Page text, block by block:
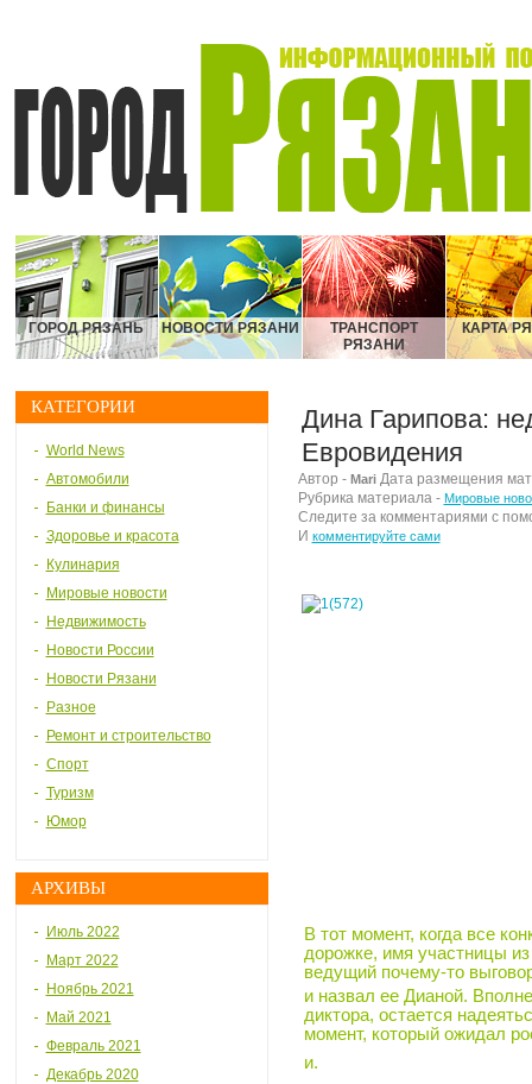
ГОРОД РЯЗАНЬ НОВОСТИ РЯЗАНИ
ТРАНСПОРТ
РЯЗАНИ
КАРТА
КАТЕГОРИИ
World News
Автомобили
Банки и финансы
Здоровье и красота
Кулинария
Мировые новости
Недвижимость
Новости России
Новости Рязани
Разное
Ремонт и строительство
Спорт
Туризм
Юмор
АРХИВЫ
Июль 2022
Март 2022
Ноябрь 2021
Май 2021
Февраль 2021
Декабрь 2020
Дина Гарипова:
Евровидения
Автор - MariДата размещения
Рубрика материала - Мировые
Следите за комментариями с
И комментируйте сами
В тот момент, когда все
дорожке, имя участницы
ведущий почему-то
и назвал ее Дианой.
диктора, остается
момент, который ожидал
и.